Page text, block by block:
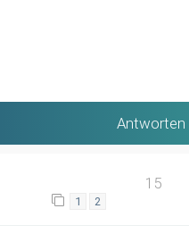
Antworten
1 2
15